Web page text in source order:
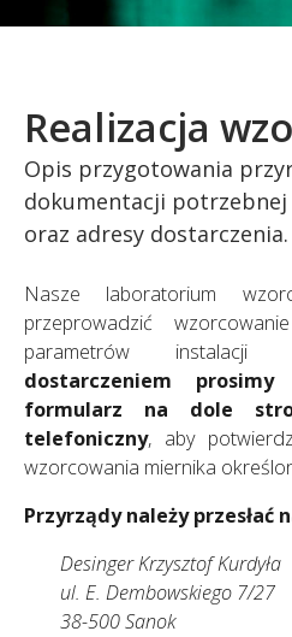
Realizacja
Opis przygotowania
dokumentacji potrzebnej
oraz adresy dostarczenia.
Nasze laboratorium
przeprowadzić
parametrów instalacji
dostarczeniem
formularz na dole
telefoniczny, aby
wzorcowania miernika
Przyrządy należy przesłać
Desinger Krzysztof Kurdyła
ul. E. Dembowskiego 7/27
38-500 Sanok